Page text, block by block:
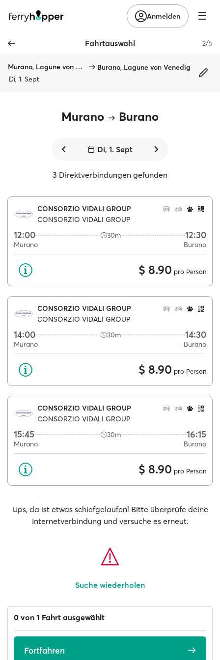
Anmelden
Fahrtauswahl 2/5
Murano, Lagune von Venedig
Burano, Lagune von Venedig
Di, 1. Sept
Murano Burano
Di, 1. Sept
3 Direktverbindungen gefunden
CONSORZIO VIDALI GROUP
CONSORZIO VIDALI GROUP
12:00 30m 12:30
Murano Burano
$ 8.90 pro Person
CONSORZIO VIDALI GROUP
CONSORZIO VIDALI GROUP
14:00 30m 14:30
Murano Burano
$ 8.90 pro Person
CONSORZIO VIDALI GROUP
CONSORZIO VIDALI GROUP
15:45 30m 16:15
Murano Burano
$ 8.90 pro Person
Ups, da ist etwas schiefgelaufen! Bitte überprüfe deine
Internetverbindung und versuche es erneut.
Suche wiederholen
0 von 1 Fahrt ausgewählt
Fortfahren